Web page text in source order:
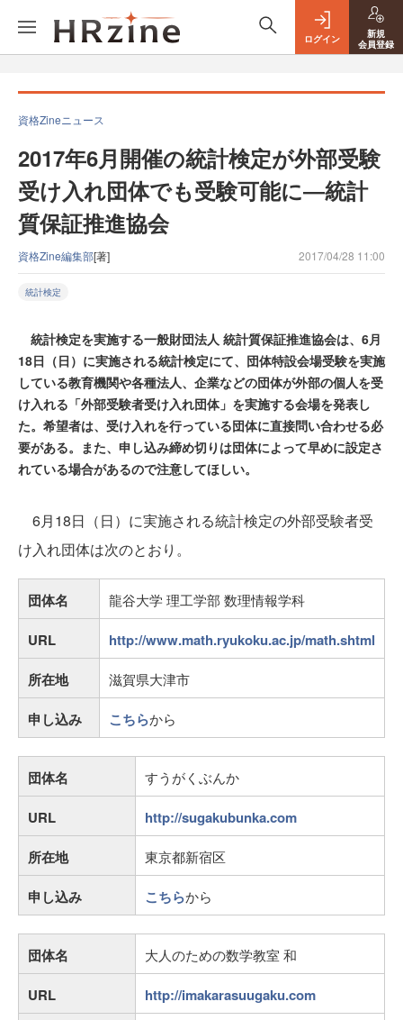
ログイン
新規
会員登録
資格Zineニュース
2017年6月開催の統計検定が外部受験
受け入れ団体でも受験可能に―統計
質保証推進協会
資格Zine編集部[著] 2017/04/28 11:00
統計検定
統計検定を実施する一般財団法人 統計質保証推進協会は、6月
18日（日）に実施される統計検定にて、団体特設会場受験を実施
している教育機関や各種法人、企業などの団体が外部の個人を受
け入れる「外部受験者受け入れ団体」を実施する会場を発表し
た。希望者は、受け入れを行っている団体に直接問い合わせる必
要がある。また、申し込み締め切りは団体によって早めに設定さ
れている場合があるので注意してほしい。
6月18日（日）に実施される統計検定の外部受験者受
け入れ団体は次のとおり。
団体名 龍谷大学 理工学部 数理情報学科
URL
http://www.math.ryukoku.ac.jp/math.shtml
所在地
滋賀県大津市
申し込み こちらから
団体名 すうがくぶんか
URL
http://sugakubunka.com
所在地
東京都新宿区
申し込み こちらから
団体名 大人のための数学教室 和
URL
http://imakarasuugaku.com